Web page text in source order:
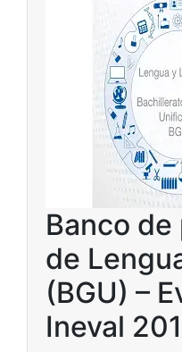
Banco
de
(BGU) –
Ineval